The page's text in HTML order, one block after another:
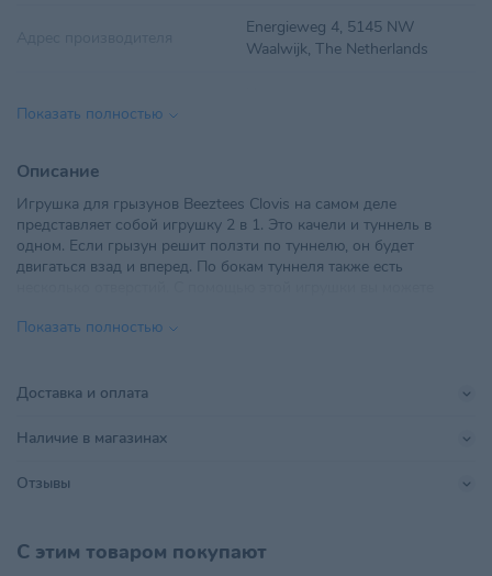
Energieweg 4, 5145 NW
Waalwijk, The Netherlands
Импортер в РБ
Материал Дерево
Поставщик Ветторгпартнер
Производитель
Размер питомца
Страна происхождения
Тип питомца
Условия хранения
помещении
Показать полностью
Описание
Игрушка для грызунов Beeztees Clovis на самом деле
представляет собой игрушку 2 в 1. Это качели и туннель в
одном. Если грызун решит ползти по туннелю, он будет
двигаться взад и вперед. По бокам туннеля также есть
Показать полностью
Доставка и оплата
Наличие в магазинах
Отзывы
С этим товаром покупают